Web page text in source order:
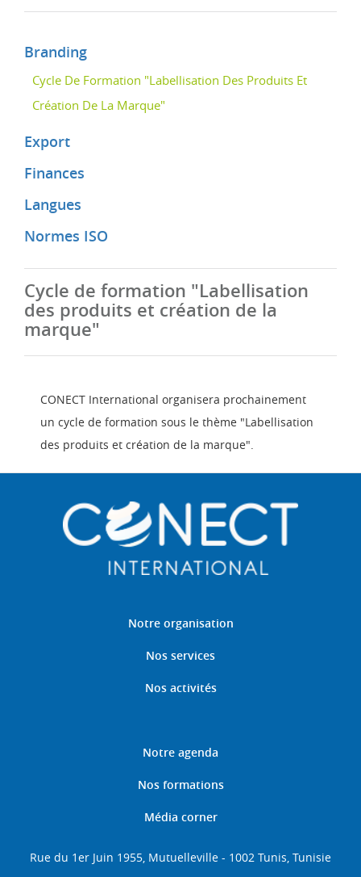
Branding
Cycle De Formation "Labellisation Des Produits Et
Création De La Marque"
Export
Finances
Langues
Normes ISO
Cycle de formation "Labellisation
des produits et création de la
marque"
CONECT International organisera prochainement
un cycle de formation sous le thème "Labellisation
des produits et création de la marque".
Notre organisation
Nos services
Nos activités
Notre agenda
Nos formations
Média corner
Rue du 1er Juin 1955, Mutuelleville - 1002 Tunis, Tunisie